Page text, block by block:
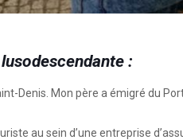
:
Denis. Mon père a émigré du
au sein d’une entreprise